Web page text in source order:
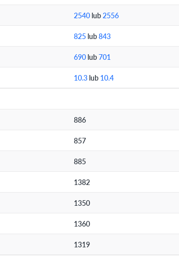
2540 lub2556
825 lub843
690 lub701
10.3 lub 10.4
886
857
885
1382
1350
1360
1319